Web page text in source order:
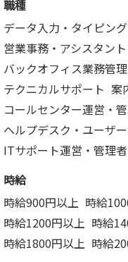
職種
データ入力・タイピング
営業事務・アシスタント
バックオフィス業務管
テクニカルサポート 案
コールセンター運営・
ヘルプデスク・ユーザ
ITサポート運営・管理者
時給
時給900円以上 時給
時給1200円以上 時給
時給1800円以上 時給